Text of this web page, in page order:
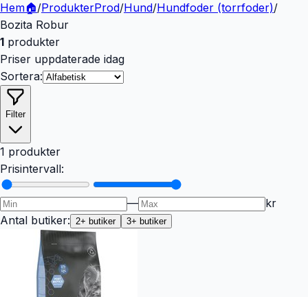
Hem🏠/ProdukterProd/Hund/Hundfoder (torrfoder)/
Bozita Robur
1 produkter
Priser uppdaterade idag
Sortera:
Filter
1 produkter
Prisintervall:
—
kr
Antal butiker: 2+ butiker 3+ butiker